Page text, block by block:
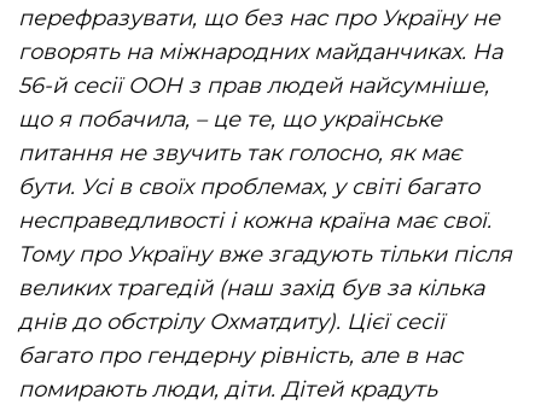
перефразувати, що без нас про Україну не
говорять на міжнародних майданчиках. На
56-й сесії ООН з прав людей найсумніше,
що я побачила, – це те, що українське
питання не звучить так голосно, як має
бути. Усі в своїх проблемах, у світі багато
несправедливості і кожна країна має свої.
Тому про Україну вже згадують тільки після
великих трагедій (наш захід був за кілька
днів до обстрілу Охматдиту). Цієї сесії
багато про гендерну рівність, але в нас
помирають люди, діти. Дітей крадуть